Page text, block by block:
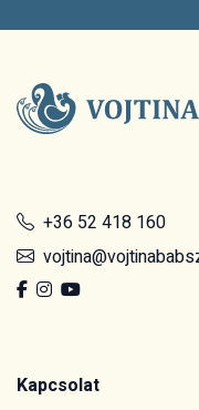
+36 52 418 160
Kapcsolat